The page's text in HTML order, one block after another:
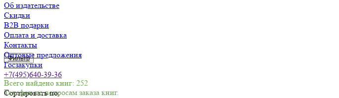
Об издательстве
Скидки
B2B подарки
Оплата и доставка
Контакты
Оптовые предложения
Госзакупки
+7(495)640-39-36
Телефон по вопросам заказа книг.
Фильтр
Всего найдено книг: 252
Сортировать по: